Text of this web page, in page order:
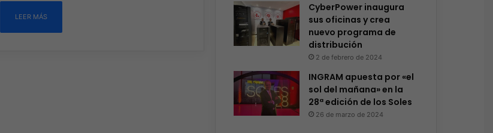
LEER MÁS
CyberPower inaugura
sus oficinas y crea
nuevo programa de
distribución
2 de febrero de 2024
INGRAM apuesta por «el
sol del mañana» en la
28ª edición de los Soles
26 de marzo de 2024